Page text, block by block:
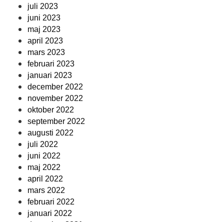
juli 2023
juni 2023
maj 2023
april 2023
mars 2023
februari 2023
januari 2023
december 2022
november 2022
oktober 2022
september 2022
augusti 2022
juli 2022
juni 2022
maj 2022
april 2022
mars 2022
februari 2022
januari 2022